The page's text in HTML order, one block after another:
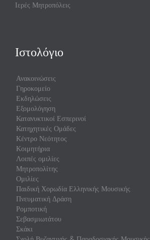
Ιερές Μητροπόλεις
Ιστολόγιο
Ανακοινώσεις
Γηροκομείο
Εκδηλώσεις
Εξομολόγηση
Κατανυκτικοί Εσπερινοί
Κατηχητικές Ομάδες
Κέντρο Νεότητος
Κοιμητήρια
Λοιπές ομιλίες
Μητροπολίτης
Ομιλίες
Παιδική Χορωδία Ελληνικής Μουσικής
Πνευματική Δράση
Ρομποτική
Σεβασμιωτάτου
Σκάκι